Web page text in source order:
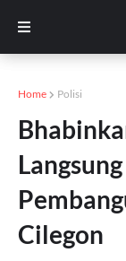
Home Polisi
Cilegon